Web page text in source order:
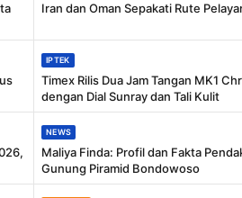
Iran dan Oman Sepakati Rute
IPTEK
Timex Rilis Dua Jam Tangan MK1
dengan Dial Sunray dan Tali Kulit
NEWS
Maliya Finda: Profil dan Fakta
Gunung Piramid Bondowoso